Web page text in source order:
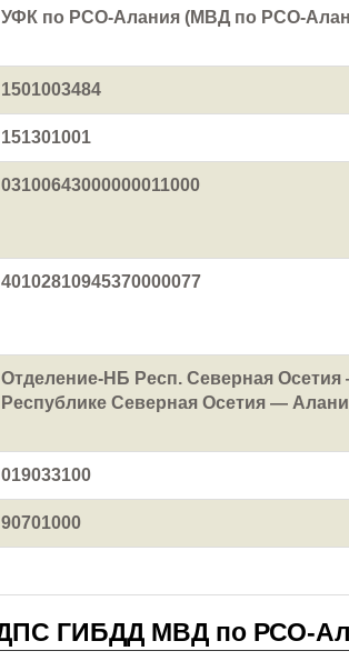
УФК по РСО-Алания (МВД по РСО-
1501003484
151301001
03100643000000011000
40102810945370000077
Отделение-НБ Респ. Северная
Республике Северная Осетия —
019033100
90701000
ГИБДД МВД по РСО-